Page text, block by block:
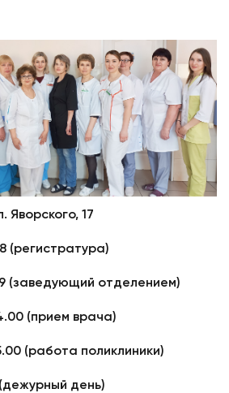
Яворского, 17
(регистратура)
(заведующий отделением)
(прием врача)
(работа поликлиники)
день)